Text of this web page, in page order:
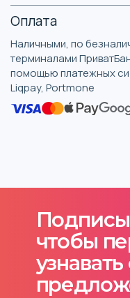
Оплата
Наличными, по
терминалами
помощью платежных
Liqpay, Portmone
чтобы